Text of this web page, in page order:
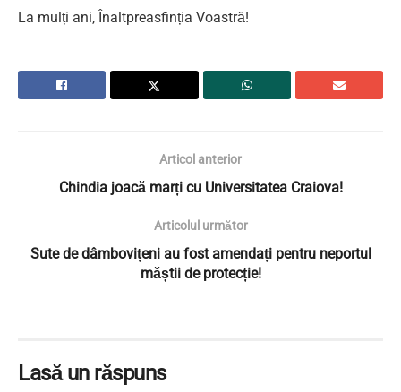
La mulți ani, Înaltpreasfinția Voastră!
Articol anterior
Chindia joacă marți cu Universitatea Craiova!
Articolul următor
Sute de dâmbovițeni au fost amendați pentru neportul
măștii de protecție!
Lasă un răspuns